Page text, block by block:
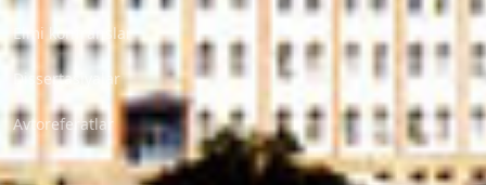
Elmi konfranslar
Dissertasiyalar
Avtoreferatlar